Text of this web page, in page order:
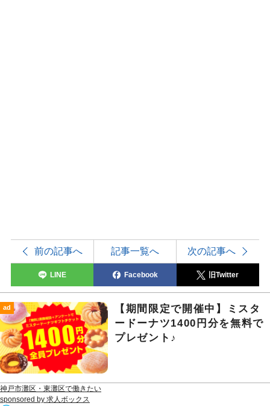
前の記事へ 記事一覧へ 次の記事へ
LINE Facebook 旧Twitter
ad
【期間限定で開催中】ミスタ
ードーナツ1400円分を無料で
プレゼント♪
神戸市灘区・東灘区で働きたい
sponsored by 求人ボックス